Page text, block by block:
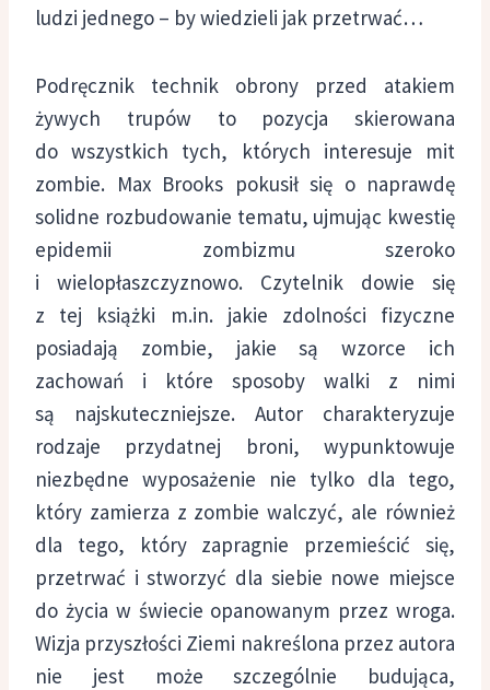
ludzi jednego – by wiedzieli jak przetrwać…
Podręcznik technik obrony przed atakiem
żywych trupów to pozycja skierowana
do wszystkich tych, których interesuje mit
zombie. Max Brooks pokusił się o naprawdę
solidne rozbudowanie tematu, ujmując kwestię
epidemii zombizmu szeroko
i wielopłaszczyznowo. Czytelnik dowie się
z tej książki m.in. jakie zdolności fizyczne
posiadają zombie, jakie są wzorce ich
zachowań i które sposoby walki z nimi
są najskuteczniejsze. Autor charakteryzuje
rodzaje przydatnej broni, wypunktowuje
niezbędne wyposażenie nie tylko dla tego,
który zamierza z zombie walczyć, ale również
dla tego, który zapragnie przemieścić się,
przetrwać i stworzyć dla siebie nowe miejsce
do życia w świecie opanowanym przez wroga.
Wizja przyszłości Ziemi nakreślona przez autora
nie jest może szczególnie budująca,